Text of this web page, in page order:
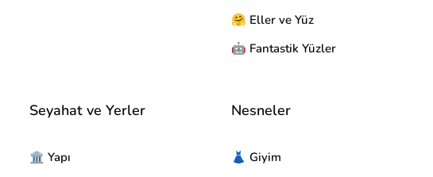
🤗 Eller ve Yüz
🤖 Fantastik Yüzler
Seyahat ve Yerler
🏛️ Yapı
Nesneler
👗 Giyim